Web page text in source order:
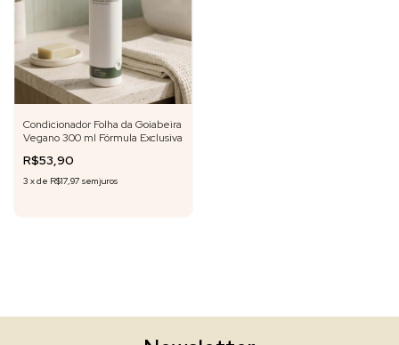
Condicionador Folha da Goiabeira
Vegano 300 ml Fórmula Exclusiva
R$53,90
3 xde R$17,97 sem juros